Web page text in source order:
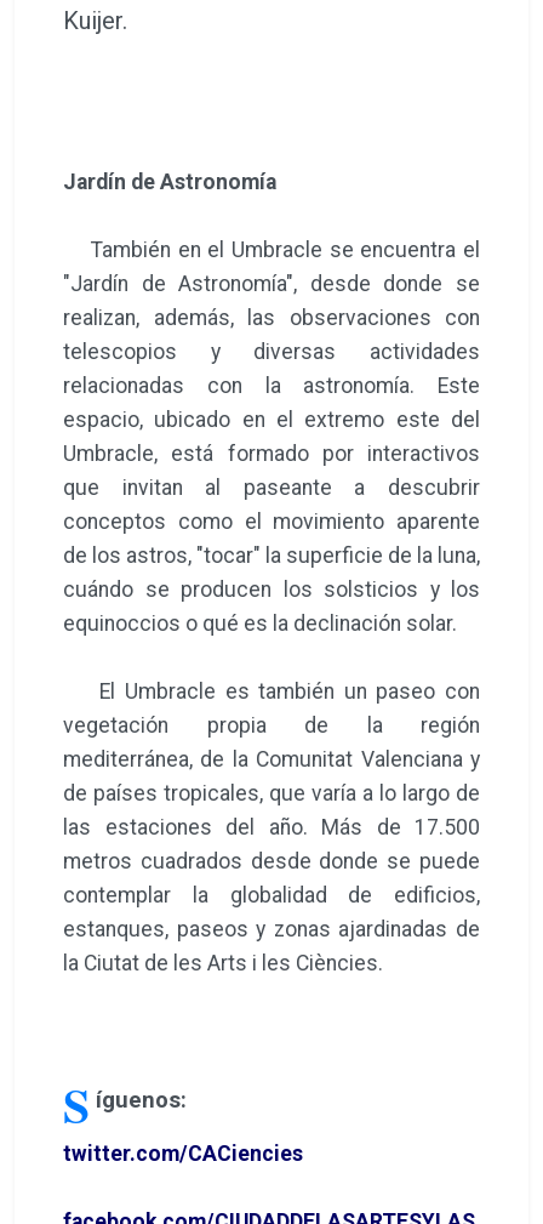
Kuijer.
Jardín de Astronomía
También en el Umbracle se encuentra el
"Jardín de Astronomía", desde donde se
realizan, además, las observaciones con
telescopios y diversas actividades
relacionadas con la astronomía. Este
espacio, ubicado en el extremo este del
Umbracle, está formado por interactivos
que invitan al paseante a descubrir
conceptos como el movimiento aparente
de los astros, "tocar" la superficie de la luna,
cuándo se producen los solsticios y los
equinoccios o qué es la declinación solar.
El Umbracle es también un paseo con
vegetación propia de la región
mediterránea, de la Comunitat Valenciana y
de países tropicales, que varía a lo largo de
las estaciones del año. Más de 17.500
metros cuadrados desde donde se puede
contemplar la globalidad de edificios,
estanques, paseos y zonas ajardinadas de
la Ciutat de les Arts i les Ciències.
S íguenos:
twitter.com/CACiencies